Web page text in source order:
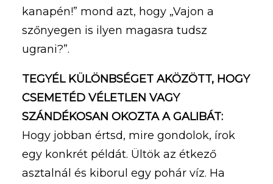
kanapén!” mond azt, hogy „Vajon a
szőnyegen is ilyen magasra tudsz
ugrani?”.
TEGYÉL KÜLÖNBSÉGET AKÖZÖTT, HOGY
CSEMETÉD VÉLETLEN VAGY
SZÁNDÉKOSAN OKOZTA A GALIBÁT:
Hogy jobban értsd, mire gondolok, írok
egy konkrét példát. Ültök az étkező
asztalnál és kiborul egy pohár víz. Ha